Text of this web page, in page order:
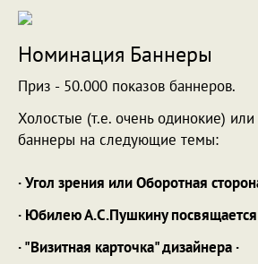
Номинация Баннеры
Приз - 50.000 показов баннеров.
Холостые (т.е. очень одинокие)
баннеры на следующие темы:
· Угол зрения или Оборотная
· Юбилею А.С.Пушкину посвящается
· "Визитная карточка" дизайнера ·